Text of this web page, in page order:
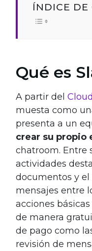
ÍNDICE DE
Qué es
A partir del
muesta como
presenta a un
crear su propio
chatroom. Entre
actividades
documentos y
mensajes entre
acciones
de manera
de pago como
revisión de